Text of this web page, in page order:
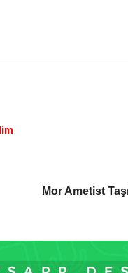
Mor Ametist